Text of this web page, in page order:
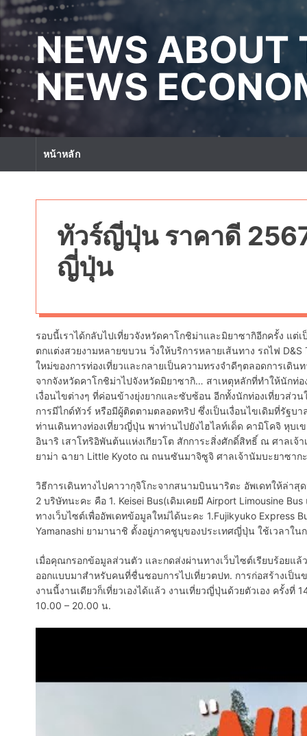
S
k
p
o
c
o
n
n
NEWS ABOUT
NEWS
หน้าหลัก
ทัวร์ญี่ปุ่น ราคาดี
ญี่ปุ่น
รอบนี้เราได้กลับไปเที่ยวจังหวัดคาโกชิม่าและมิยาซากิอีกครั้ง แต่
ตกแต่งสวยงามหลายขบวน วิ่งให้บริการหลายเส้นทาง รถไฟ
ใหม่ของการท่องเที่ยวและกลายเป็นความทรงจำดีๆตลอดการเดิ
จากจังหวัดคาโกชิม่าไปจังหวัดมิยาซากิ… สาเหตุหลักที่ทำให้นัก
เงื่อนไขต่างๆ ที่ค่อนข้างยุ่งยากและซับซ้อน อีกทั้งนักท่องเที่ยวส่ว
การมีไกด์ทัวร์ หรือมีผู้ติดตามตลอดทริป ซึ่งเป็นเงื่อนไขเดิมที่รัฐบ
ท่านเดินทางท่องเที่ยวญี่ปุ่น พาท่านไปยังไฮไลท์เด็ด คามิโคจิ หุบ
อินาริ เสาโทริอิพันต้นแห่งเกียวโต สักการะสิ่งศักดิ์สิทธิ์ ณ ศาลเจ้
ยาม่า ฉายา Little Kyoto ณ ถนนซันมาจิซูจิ ศาลเจ้านัมบะยาซาก
วิธีการเดินทางไปคาวากุจิโกะจากสนามบินนาริตะ อัพเดทให้ล่า
2 บริษัทนะคะ คือ 1. Keisei Bus(เดิมเคยมี Airport Limousine
ทางเว็บไซต์เพื่ออัพเดทข้อมูลใหม่ได้นะคะ 1.Fujikyuko Express
Yamanashi ยามานาชิ ตั้งอยู่ภาคชูบุของประเทศญี่ปุ่น ใช้เวลาใ
เมื่อคุณกรอกข้อมูลส่วนตัว และกดส่งผ่านทางเว็บไซต์เรียบร้อยแ
ออกแบบมาสำหรับคนที่ชื่นชอบการไปเที่ยวตปท. การก่อสร้างเป็
งานนี้งานเดียวก็เที่ยวเองได้แล้ว งานเที่ยวญี่ปุ่นด้วยตัวเอง ครั้ง
10.00 – 20.00 น.